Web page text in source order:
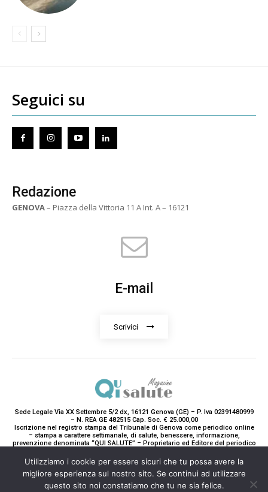
Seguici su
Redazione
GENOVA– Piazza della Vittoria 11 A Int. A – 16121
E-mail
Scrivici
Sede Legale Via XX Settembre 5/2 dx, 16121 Genova (GE) – P. Iva 02391480999
– N. REA GE 482515 Cap. Soc. € 25.000,00
Iscrizione nel registro stampa del Tribunale di Genova come periodico online
– stampa a carattere settimanale, di salute, benessere, informazione,
prevenzione denominata “QUI SALUTE” – Proprietario ed Editore del periodico
Paola Gavarone. (Iscrizione registro stampa R.V. 5663/2020 Reg. Stampa
N.14/2020 Cron. 890/2020).
2020-2025© Teddy Luxury SRL
Utilizziamo i cookie per essere sicuri che tu possa avere la
migliore esperienza sul nostro sito. Se continui ad utilizzare
questo sito noi constatiamo che tu ne sia felice.